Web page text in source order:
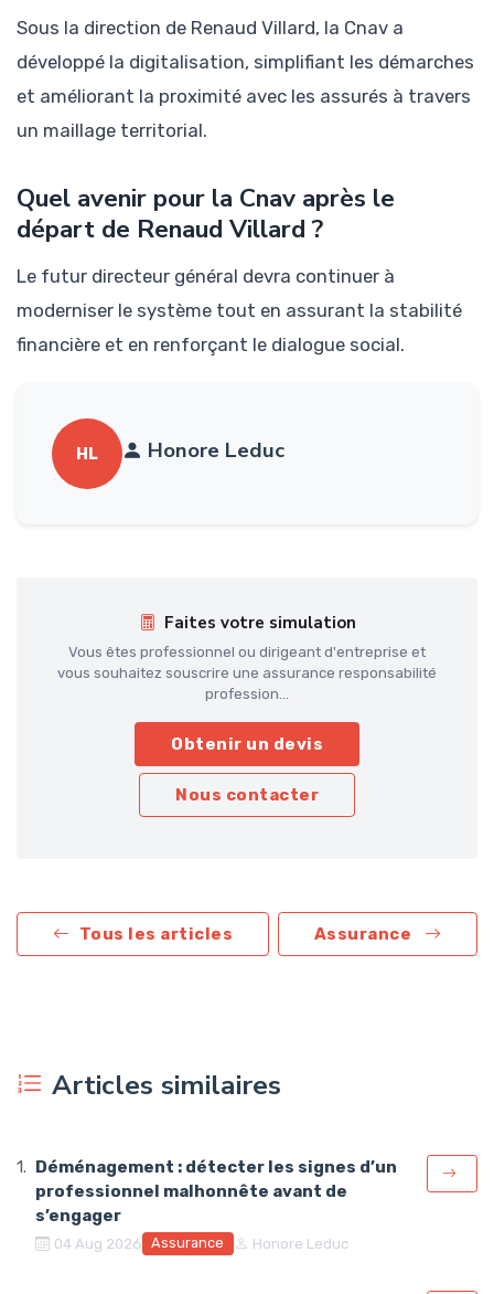
Sous la direction de Renaud Villard, la Cnav a
développé la digitalisation, simplifiant les démarches
et améliorant la proximité avec les assurés à travers
un maillage territorial.
Quel avenir pour la Cnav après le
départ de Renaud Villard ?
Le futur directeur général devra continuer à
moderniser le système tout en assurant la stabilité
financière et en renforçant le dialogue social.
HL Honore Leduc
Faites votre simulation
Vous êtes professionnel ou dirigeant d'entreprise et
vous souhaitez souscrire une assurance responsabilité
profession...
Obtenir un devis
Nous contacter
Tous les articles Assurance
Articles similaires
Déménagement : détecter les signes d’un
professionnel malhonnête avant de
s’engager
04 Aug 2026 Assurance Honore Leduc